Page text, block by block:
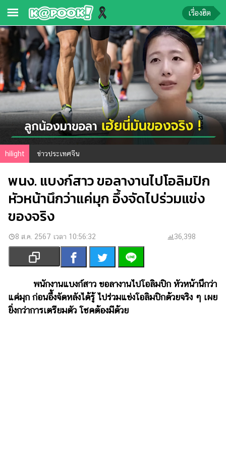
ข่าว-
ความ
รู้
ข่าว
ข่าว
บันเทิง
ตรวจ
หวย
ผล
บอล
สด
การ
การ
ศึกษา
บันเทิง
รูปภาพ
เรื่องฮิต
hilight ข่าวประเทศจีน
พนง. แบงก์สาว ขอลางานไปโอลิมปิก
หัวหน้านึกว่าแค่มุก อึ้งจัดไปร่วมแข่ง
ของจริง
8 ส.ค. 2567 เวลา 10:56:32 36,398
พนักงานแบงก์สาว ขอลางานไปโอลิมปิก หัวหน้านึกว่า
แค่มุก ก่อนอึ้งจัดหลังได้รู้ ไปร่วมแข่งโอลิมปิกด้วยจริง ๆ เผย
ยิ่งกว่าการเตรียมตัว โชคต้องมีด้วย